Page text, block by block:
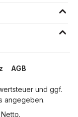
AGB
und ggf.
angegeben.